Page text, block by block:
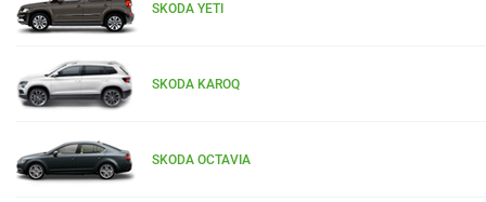
SKODA YETI
SKODA KAROQ
SKODA OCTAVIA